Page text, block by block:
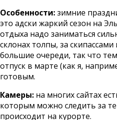
Особенности:зимние
это адски жаркий сезон на
отдыха надо заниматься
склонах толпы, за
большие очереди, так что
отпуск в марте (как я,
готовым.
Камеры: на многих сайтах
которым можно следить за
происходит на курорте.